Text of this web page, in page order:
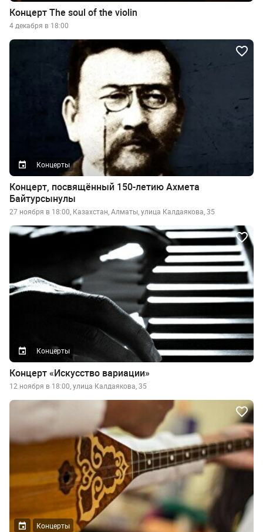
Концерт The soul of the violin
4 декабря в 18:00
Концерты
Концерт, посвящённый 150-летию Ахмета
Байтурсынулы
27 ноября в 18:00, Казахстан, Алматы, улица Калдаякова, 35
Концерты
Концерт «Искусство вариации»
12 ноября в 18:00, улица Калдаякова, 35
Концерты